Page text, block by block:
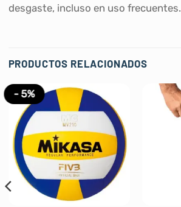
desgaste, incluso en uso frecuentes.
PRODUCTOS RELACIONADOS
- 5%